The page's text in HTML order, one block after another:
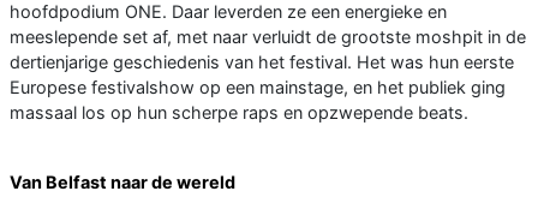
hoofdpodium ONE. Daar leverden ze een energieke en
meeslepende set af, met naar verluidt de grootste moshpit in de
dertienjarige geschiedenis van het festival. Het was hun eerste
Europese festivalshow op een mainstage, en het publiek ging
massaal los op hun scherpe raps en opzwepende beats.
Van Belfast naar de wereld